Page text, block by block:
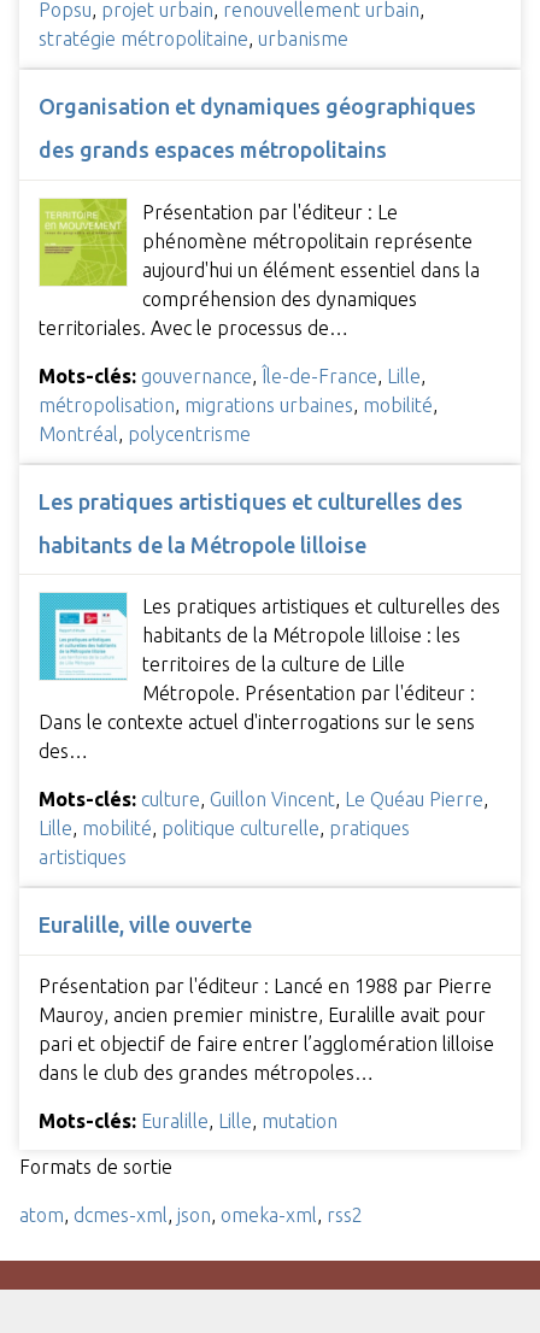
Popsu, projet urbain, renouvellement urbain,
stratégie métropolitaine, urbanisme
Organisation et dynamiques géographiques
des grands espaces métropolitains
Présentation par l'éditeur : Le
phénomène métropolitain représente
aujourd'hui un élément essentiel dans la
compréhension des dynamiques
territoriales. Avec le processus de…
Mots-clés: gouvernance Île-de-France Lille
métropolisation migrations urbaines mobilité
Montréal
polycentrisme
Les pratiques artistiques et culturelles des
habitants de la Métropole lilloise
Les pratiques artistiques et culturelles des
habitants de la Métropole lilloise : les
territoires de la culture de Lille
Métropole. Présentation par l'éditeur :
Dans le contexte actuel d'interrogations sur le sens
des…
Mots-clés: culture, Guillon Vincent, Le Quéau Pierre,
Lille, mobilité, politique culturelle, pratiques
artistiques
Euralille, ville ouverte
Présentation par l'éditeur : Lancé en 1988 par Pierre
Mauroy, ancien premier ministre, Euralille avait pour
pari et objectif de faire entrer l’agglomération lilloise
dans le club des grandes métropoles…
Mots-clés: Euralille, Lille, mutation
Formats de sortie
atom, dcmes-xml, json, omeka-xml, rss2